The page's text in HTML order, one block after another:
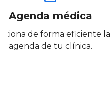
Agenda médica
de forma eficiente la
agenda de tu clínica.